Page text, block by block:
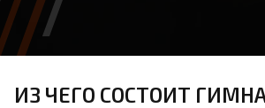
ИЗ ЧЕГО СОСТОИТ